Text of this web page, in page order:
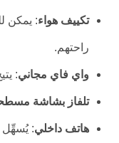
تكييف هواء: يمكن
راحتهم.
واي فاي مجاني:
تلفاز بشاشة
هاتف داخلي: يُسهِّل